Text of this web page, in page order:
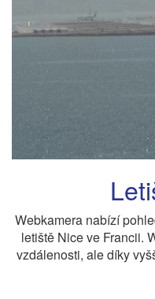
Webkamera nabízí
letiště Nice ve Francii.
vzdálenosti, ale díky